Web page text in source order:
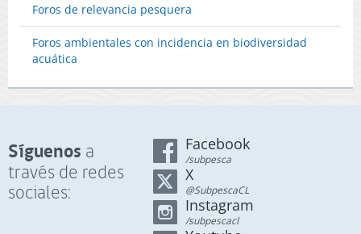
Foros de relevancia pesquera
Foros ambientales con incidencia en biodiversidad
acuática
Síguenos a
través de redes
sociales:
Facebook
/subpesca
X
@SubpescaCL
Instagram
/subpescacl